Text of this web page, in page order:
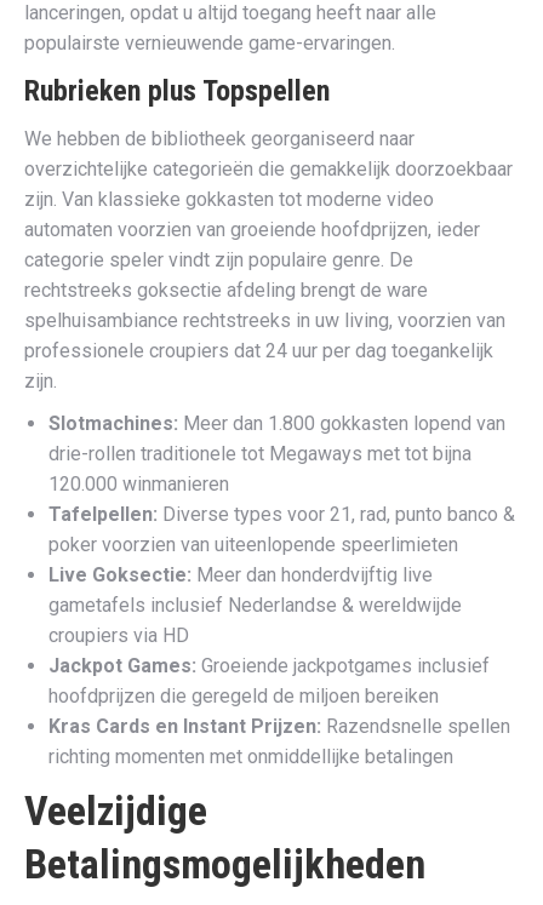
lanceringen, opdat u altijd toegang heeft naar alle
populairste vernieuwende game-ervaringen.
Rubrieken plus Topspellen
We hebben de bibliotheek georganiseerd naar
overzichtelijke categorieën die gemakkelijk doorzoekbaar
zijn. Van klassieke gokkasten tot moderne video
automaten voorzien van groeiende hoofdprijzen, ieder
categorie speler vindt zijn populaire genre. De
rechtstreeks goksectie afdeling brengt de ware
spelhuisambiance rechtstreeks in uw living, voorzien van
professionele croupiers dat 24 uur per dag toegankelijk
zijn.
Slotmachines: Meer dan 1.800 gokkasten lopend van
drie-rollen traditionele tot Megaways met tot bijna
120.000 winmanieren
Tafelpellen: Diverse types voor 21, rad, punto banco &
poker voorzien van uiteenlopende speerlimieten
Live Goksectie: Meer dan honderdvijftig live
gametafels inclusief Nederlandse & wereldwijde
croupiers via HD
Jackpot Games: Groeiende jackpotgames inclusief
hoofdprijzen die geregeld de miljoen bereiken
Kras Cards en Instant Prijzen: Razendsnelle spellen
richting momenten met onmiddellijke betalingen
Veelzijdige
Betalingsmogelijkheden